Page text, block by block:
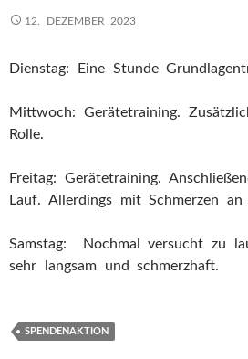
12. DEZEMBER 2023
Dienstag: Eine Stunde
Mittwoch: Gerätetraining.
Rolle.
Freitag: Gerätetraining.
Lauf. Allerdings mit Schmerzen
Samstag: Nochmal versucht zu
sehr langsam und schmerzhaft.
SPENDENAKTION